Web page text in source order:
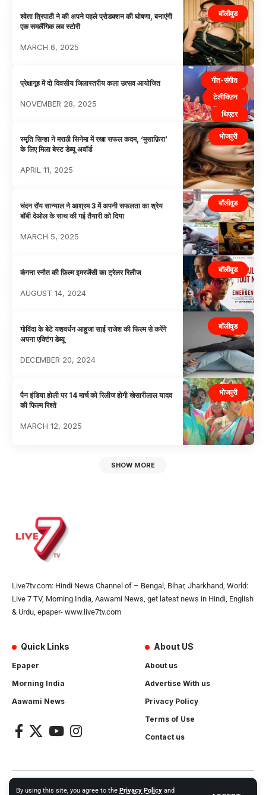
By using this site, you agree to the Privacy Policy and
बॉलीवुड
श्वेता त्रिपाठी ने की अपने पहले प्रोडक्शन की घोषणा, बनाएंगी
एक समलैंगिक लव स्टोरी
MARCH 6, 2025
गीत-संगीत
टेलीविज़न
थिएटर
भोजपुरी
मनोरंजन
प्रेक्षागृह में दो दिवसीय जिलास्तरीय कला उत्सव आयोजित
NOVEMBER 28, 2025
भोजपुरी
स्मृति सिन्हा ने मराठी सिनेमा में रखा सफल कदम, ‘मुसाफ़िरा’
के लिए मिला बेस्ट डेब्यू अवॉर्ड
APRIL 11, 2025
बॉलीवुड
चंदन रॉय सान्याल ने आश्रम 3 में अपनी सफलता का श्रेय
बॉबी देओल के साथ की गई तैयारी को दिया
MARCH 5, 2025
बॉलीवुड
कंगना रनौत की फ़िल्म इमरजेंसी का ट्रेलर रिलीज
AUGUST 14, 2024
बॉलीवुड
गोविंदा के बेटे यशवर्धन आहुजा साई राजेश की फिल्म से करेंगे
अपना एक्टिंग डेब्यू
DECEMBER 20, 2024
भोजपुरी
पैन इंडिया होली पर 14 मार्च को रिलीज होगी खेसारीलाल यादव
की फिल्म रिश्ते
MARCH 12, 2025
SHOW MORE
Live7tv.com: Hindi News Channel of – Bengal, Bihar, Jharkhand, World:
Live 7 TV, Morning India, Aawami News, get latest news in Hindi, English
& Urdu, epaper- www.live7tv.com
Quick Links
Epaper
Morning India
Aawami News
About US
About us
Advertise With us
Privacy Policy
Terms of Use
Contact us
2024- All Rights Reserved.Live 7 tv. Website Created by and